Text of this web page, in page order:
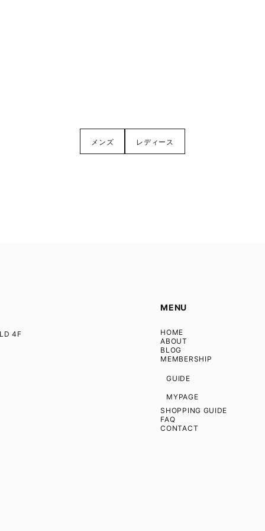
メンズ レディース
4F
MENU
HOME
ABOUT
BLOG
MEMBERSHIP
GUIDE
MYPAGE
SHOPPING GUIDE
FAQ
CONTACT